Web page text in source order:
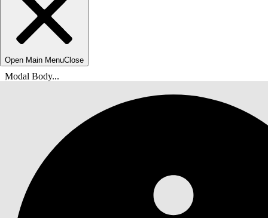
Open Main MenuClose
Modal Body...